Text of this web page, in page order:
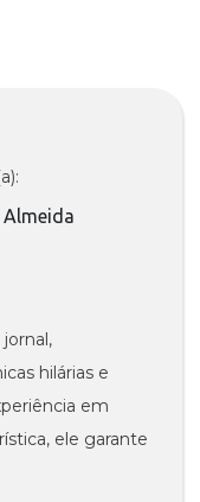
Almeida
hilárias e
em
ele garante